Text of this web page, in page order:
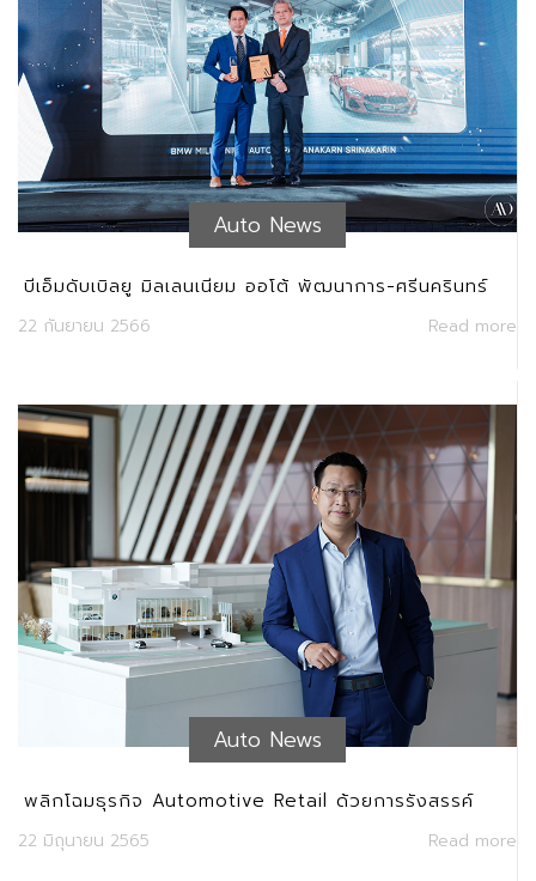
Auto News
บีเอ็มดับเบิลยู มิลเลนเนียม ออโต้ พัฒนาการ-ศรีนครินทร์
คว้ารางวัลชนะเลิศด้านการออกแบบระดับเอเชีย
22 กันยายน 2566 Read more
Auto News
พลิกโฉมธุรกิจ Automotive Retail ด้วยการรังสรรค์
ประสบการณ์ใหม่ให้ลูกค้า ผ่านกลยุทธ์การออกแบบ
22 มิถุนายน 2565 Read more